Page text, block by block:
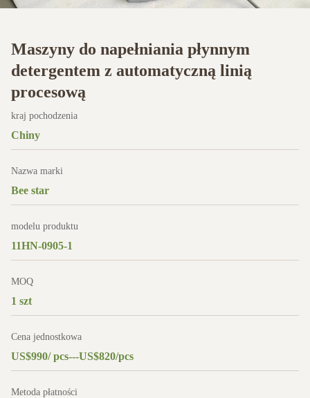
Maszyny do napełniania płynnym
detergentem z automatyczną linią
procesową
kraj pochodzenia
Chiny
Nazwa marki
Bee star
modelu produktu
11HN-0905-1
MOQ
1 szt
Cena jednostkowa
US$990/ pcs---US$820/pcs
Metoda płatności